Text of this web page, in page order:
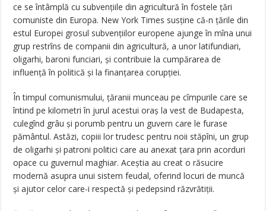
ce se întâmplă cu subvențiile din agricultură în fostele țări
comuniste din Europa. New York Times susține că-n țările din
estul Europei grosul subvențiilor europene ajunge în mîna unui
grup restrîns de companii din agricultură, a unor latifundiari,
oligarhi, baroni funciari, și contribuie la cumpărarea de
influență în politică și la finanțarea corupției.
În timpul comunismului, țăranii munceau pe cîmpurile care se
întind pe kilometri în jurul acestui oraș la vest de Budapesta,
culegînd grâu și porumb pentru un guvern care le furase
pământul. Astăzi, copiii lor trudesc pentru noii stăpîni, un grup
de oligarhi și patroni politici care au anexat țara prin acorduri
opace cu guvernul maghiar. Aceștia au creat o răsucire
modernă asupra unui sistem feudal, oferind locuri de muncă
și ajutor celor care-i respectă și pedepsind răzvrătiții.